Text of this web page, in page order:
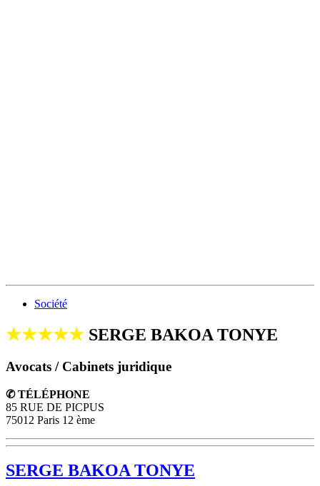
Société
★★★★★ SERGE BAKOA TONYE
Avocats / Cabinets juridique
✆ TÉLÉPHONE
85 RUE DE PICPUS
75012 Paris 12 ème
SERGE BAKOA TONYE